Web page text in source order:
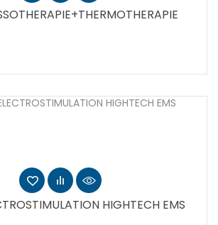
HIGHTECH EMS